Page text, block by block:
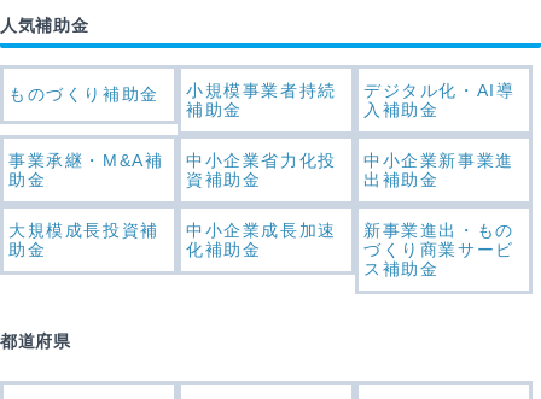
人気補助金
ものづくり補助金
小規模事業者持続
補助金
デジタル化・AI導
入補助金
事業承継・M&A補
助金
中小企業省力化投
資補助金
中小企業新事業進
出補助金
大規模成長投資補
助金
中小企業成長加速
化補助金
新事業進出・もの
づくり商業サービ
ス補助金
都道府県